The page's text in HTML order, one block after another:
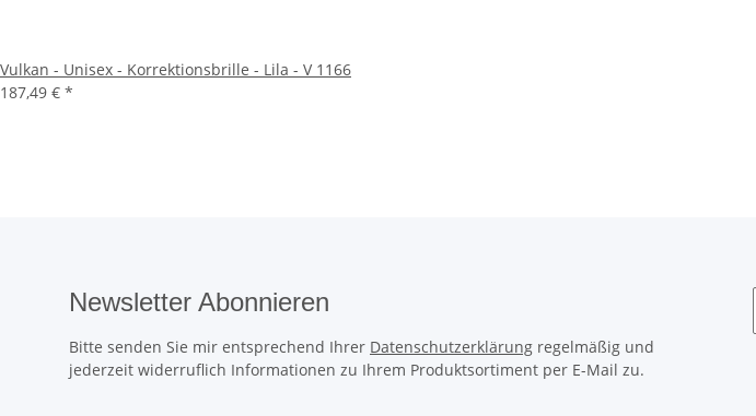
Vulkan - Unisex - Korrektionsbrille - Lila - V 1166
187,49 € *
Newsletter Abonnieren
Bitte senden Sie mir entsprechend Ihrer Datenschutzerklärung regelmäßig und
jederzeit widerruflich Informationen zu Ihrem Produktsortiment per E-Mail zu.